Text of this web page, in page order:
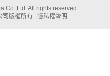
Co.,Ltd. All rights reserved
司版權所有
隱私權聲明